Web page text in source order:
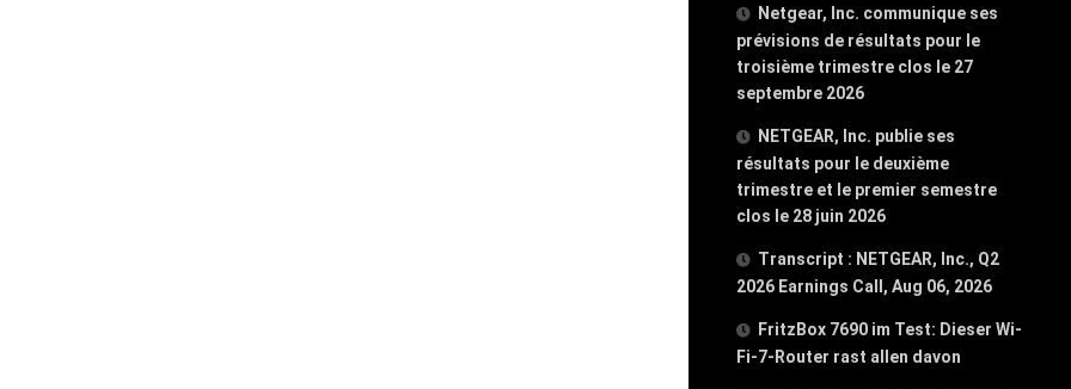
Netgear, Inc. communique ses
prévisions de résultats pour le
troisième trimestre clos le 27
septembre 2026
NETGEAR, Inc. publie ses
résultats pour le deuxième
trimestre et le premier semestre
clos le 28 juin 2026
Transcript : NETGEAR, Inc., Q2
2026 Earnings Call, Aug 06, 2026
FritzBox 7690 im Test: Dieser Wi-
Fi-7-Router rast allen davon